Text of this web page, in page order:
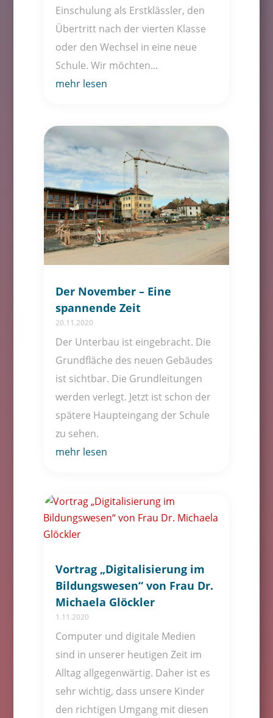
Einschulung als Erstklässler, den
Übertritt nach der vierten Klasse
oder den Wechsel in eine neue
Schule. Wir möchten...
mehr lesen
Der November – Eine
spannende Zeit
20.11.2020
Der Unterbau ist eingebracht. Die
Grundfläche des neuen Gebäudes
ist sichtbar. Die Grundleitungen
werden verlegt. Jetzt ist schon der
spätere Haupteingang der Schule
zu sehen.
mehr lesen
Vortrag „Digitalisierung im
Bildungswesen“ von Frau Dr.
Michaela Glöckler
1.11.2020
Computer und digitale Medien
sind in unserer heutigen Zeit im
Alltag allgegenwärtig. Daher ist es
sehr wichtig, dass unsere Kinder
den richtigen Umgang mit diesen